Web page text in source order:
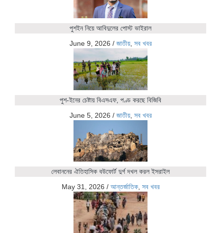
পুশইন নিয়ে আবিদুলের পোস্ট ভাইরাল
June 9, 2026 / জাতীয়, সব খবর
পুশ-ইনের চেষ্টায় বিএসএফ, পণ্ড করছে বিজিবি
June 5, 2026 / জাতীয়, সব খবর
লেবাননের ঐতিহাসিক বউফোর্ট দুর্গ দখল করল ইসরাইল
May 31, 2026 / আন্তর্জাতিক, সব খবর